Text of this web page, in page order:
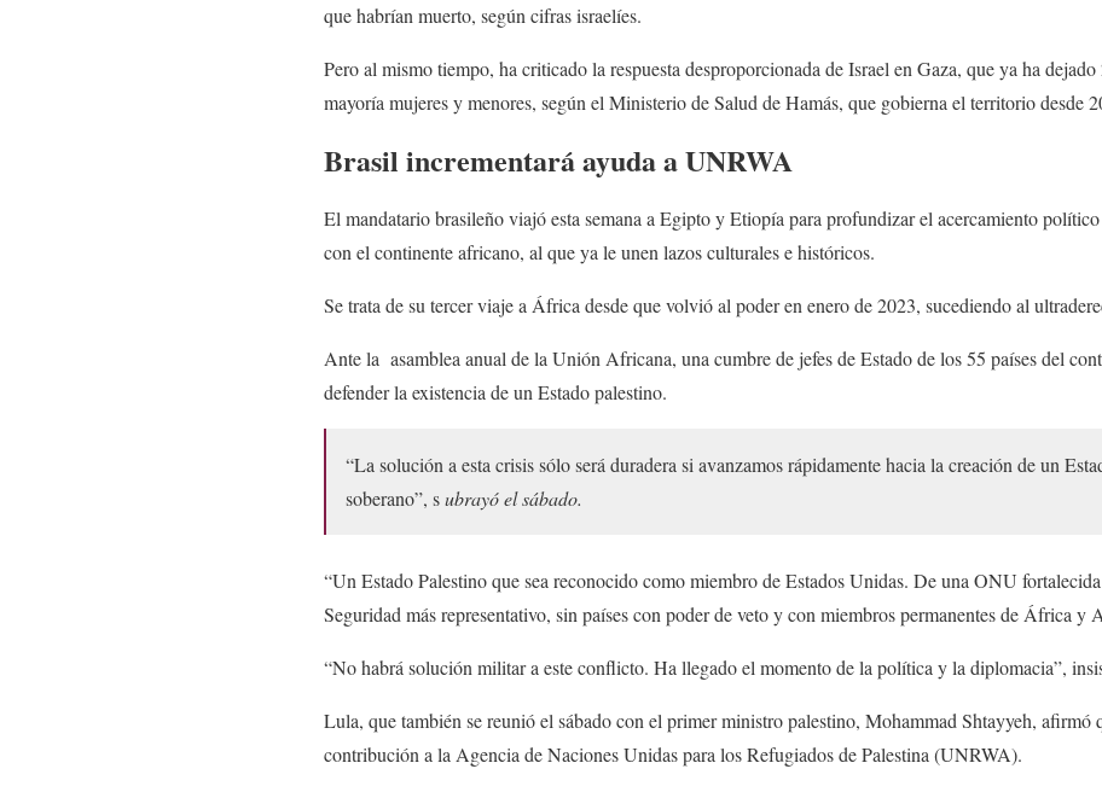
que habrían muerto, según cifras israelíes.
Pero al mismo tiempo, ha criticado la respuesta desproporcionada de Israel en Gaza, que ya ha
mayoría mujeres y menores, según el Ministerio de Salud de Hamás, que gobierna el territorio desde
Brasil incrementará ayuda a UNRWA
El mandatario brasileño viajó esta semana a Egipto y Etiopía para profundizar el acercamiento
con el continente africano, al que ya le unen lazos culturales e históricos.
Se trata de su tercer viaje a África desde que volvió al poder en enero de 2023, sucediendo al
Ante la asamblea anual de la Unión Africana, una cumbre de jefes de Estado de los 55 países del
defender la existencia de un Estado palestino.
“La solución a esta crisis sólo será duradera si avanzamos rápidamente hacia la creación de un
soberano”, subrayó el sábado.
“Un Estado Palestino que sea reconocido como miembro de Estados Unidas. De una ONU
Seguridad más representativo, sin países con poder de veto y con miembros permanentes de África y
“No habrá solución militar a este conflicto. Ha llegado el momento de la política y la diplomacia”,
Lula, que también se reunió el sábado con el primer ministro palestino, Mohammad Shtayyeh, afirmó
contribución a la Agencia de Naciones Unidas para los Refugiados de Palestina (UNRWA).